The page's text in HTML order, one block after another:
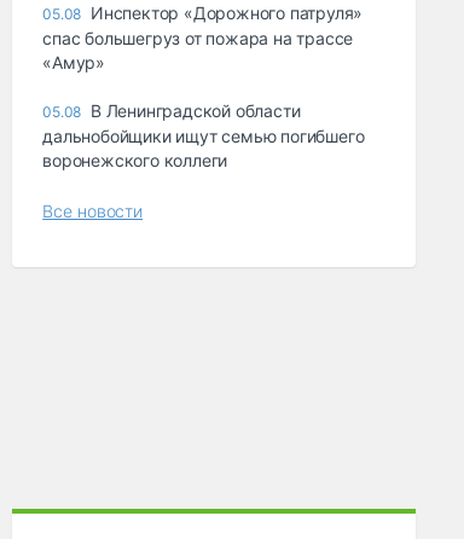
05.08 Инспектор «Дорожного патруля»
спас большегруз от пожара на трассе
«Амур»
05.08 В Ленинградской области
дальнобойщики ищут семью погибшего
воронежского коллеги
Все новости